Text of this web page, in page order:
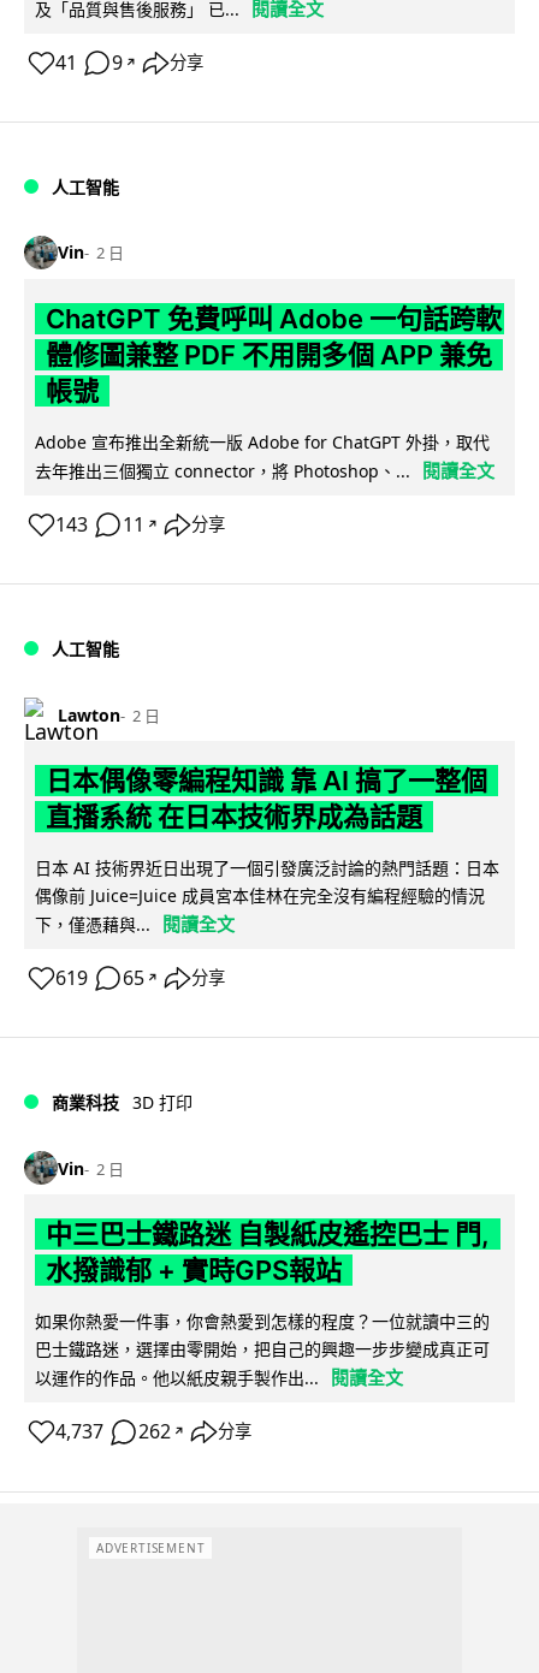
及「品質與售後服務」 已... 閱讀全文
41 9 ↗ 分享
人工智能
Vin 2 日
ChatGPT 免費呼叫 Adobe 一句話跨軟
體修圖兼整 PDF 不用開多個 APP 兼免
帳號
Adobe 宣布推出全新統一版 Adobe for ChatGPT 外掛，取代
去年推出三個獨立 connector，將 Photoshop、...
閱讀全文
143 11 ↗ 分享
人工智能
Lawton 2 日
日本偶像零編程知識 靠 AI 搞了一整個
直播系統 在日本技術界成為話題
日本 AI 技術界近日出現了一個引發廣泛討論的熱門話題：日本
偶像前 Juice=Juice 成員宮本佳林在完全沒有編程經驗的情況
下，僅憑藉與...
閱讀全文
619 65 ↗ 分享
商業科技 3D 打印
Vin 2 日
中三巴士鐵路迷 自製紙皮遙控巴士 門,
水撥識郁 + 實時GPS報站
如果你熱愛一件事，你會熱愛到怎樣的程度？一位就讀中三的
巴士鐵路迷，選擇由零開始，把自己的興趣一步步變成真正可
以運作的作品。他以紙皮親手製作出...
閱讀全文
4,737 262 ↗ 分享
ADVERTISEMENT